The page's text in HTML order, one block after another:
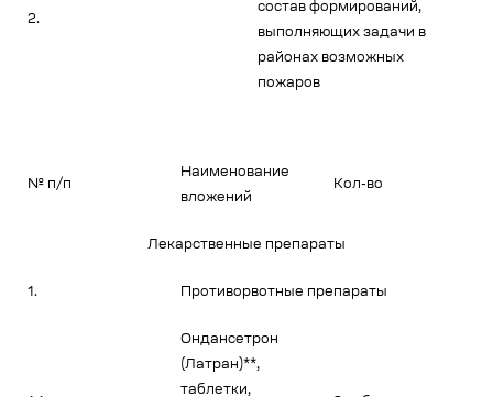
2.
состав формирований,
выполняющих задачи в
районах возможных
пожаров
№ п/п
Наименование
вложений
Кол-во
Лекарственные препараты
1. Противорвотные препараты
Ондансетрон
(Латран)**,
таблетки,